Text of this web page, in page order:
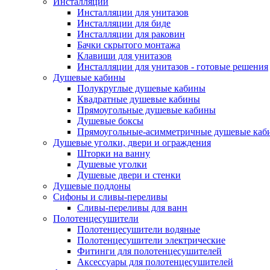
Инсталляции для унитазов
Инсталляции для биде
Инсталляции для раковин
Бачки скрытого монтажа
Клавиши для унитазов
Инсталляции для унитазов - готовые решения
Душевые кабины
Полукруглые душевые кабины
Квадратные душевые кабины
Прямоугольные душевые кабины
Душевые боксы
Прямоугольные-асимметричные душевые
Душевые уголки, двери и ограждения
Шторки на ванну
Душевые уголки
Душевые двери и стенки
Душевые поддоны
Сифоны и сливы-переливы
Сливы-переливы для ванн
Полотенцесушители
Полотенцесушители водяные
Полотенцесушители электрические
Фитинги для полотенцесушителей
Аксессуары для полотенцесушителей